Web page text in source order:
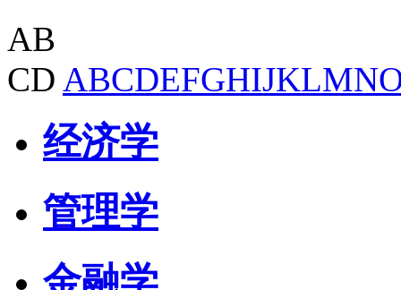
AB
CD ABCDEFGHIJKLMN
经济学
管理学